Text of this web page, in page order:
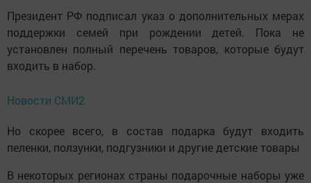
Президент РФ подписал указ о дополнительных мерах
поддержки семей при рождении детей. Пока не
установлен полный перечень товаров, которые будут
входить в набор.
Новости СМИ2
Но скорее всего, в состав подарка будут входить
пеленки, ползунки, подгузники и другие детские товары
В некоторых регионах страны подарочные наборы уже